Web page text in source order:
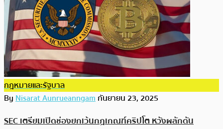
กฎหมายและรัฐบาล
ByNisarat Aunrueanngamกันยายน 23, 2025
SEC เตรียมเปิดช่องยกเว้นกฎเกณฑ์คริปโต หวังผลักดัน